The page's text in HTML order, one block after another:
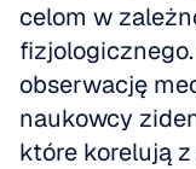
celom w
obserwację
naukowcy
które korelują